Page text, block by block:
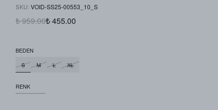
SKU: VOID-SS25-00553_10_S
₺ 959.00₺ 455.00
BEDEN
S
M L XL
RENK